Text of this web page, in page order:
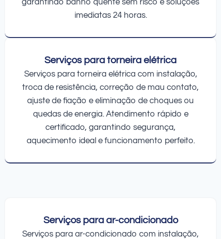
imediatas 24 horas.
Serviços para torneira elétrica
Serviços para torneira elétrica com instalação,
troca de resistência, correção de mau contato,
ajuste de fiação e eliminação de choques ou
quedas de energia. Atendimento rápido e
certificado, garantindo segurança,
aquecimento ideal e funcionamento perfeito.
Serviços para ar-condicionado
Serviços para ar-condicionado com instalação,